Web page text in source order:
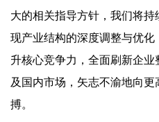
大的相关指导方针，我们将
现产业结构的深度调整与优
升核心竞争力，全面刷新企
及国内市场，矢志不渝地向
搏。